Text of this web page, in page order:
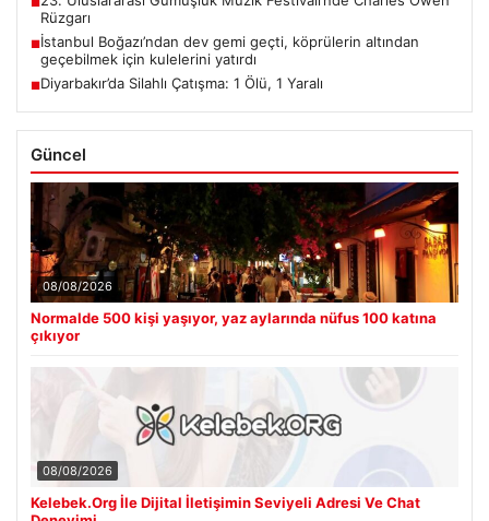
Rüzgarı
■İstanbul Boğazı’ndan dev gemi geçti, köprülerin altından
geçebilmek için kulelerini yatırdı
■Diyarbakır’da Silahlı Çatışma: 1 Ölü, 1 Yaralı
Güncel
08/08/2026
Normalde 500 kişi yaşıyor, yaz aylarında nüfus 100 katına
çıkıyor
08/08/2026
Kelebek.Org İle Dijital İletişimin Seviyeli Adresi Ve Chat